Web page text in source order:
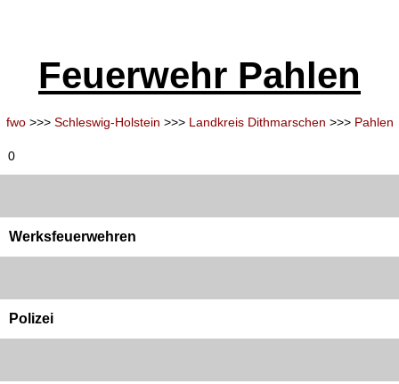
Feuerwehr Pahlen
fwo>>> Schleswig-Holstein >>> Landkreis Dithmarschen >>> Pahlen
0
Werksfeuerwehren
Polizei